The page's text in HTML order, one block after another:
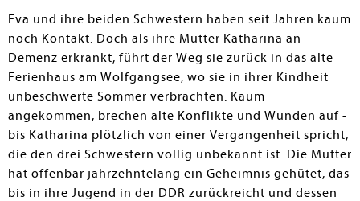
Eva und ihre beiden Schwestern haben seit Jahren kaum
noch Kontakt. Doch als ihre Mutter Katharina an
Demenz erkrankt, führt der Weg sie zurück in das alte
Ferienhaus am Wolfgangsee, wo sie in ihrer Kindheit
unbeschwerte Sommer verbrachten. Kaum
angekommen, brechen alte Konflikte und Wunden auf -
bis Katharina plötzlich von einer Vergangenheit spricht,
die den drei Schwestern völlig unbekannt ist. Die Mutter
hat offenbar jahrzehntelang ein Geheimnis gehütet, das
bis in ihre Jugend in der DDR zurückreicht und dessen